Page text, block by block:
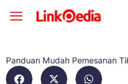
Panduan Mudah Pemesanan